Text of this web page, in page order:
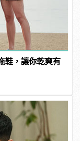
鞋，讓你乾爽有